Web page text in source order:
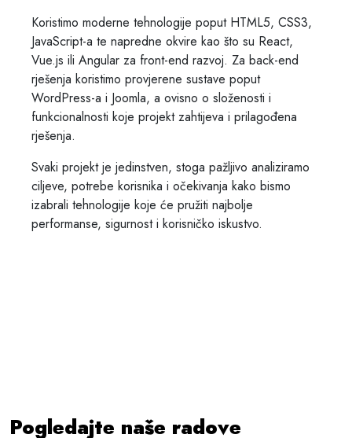
Koristimo moderne tehnologije poput HTML5, CSS3,
JavaScript-a te napredne okvire kao što su React,
Vue.js ili Angular za front-end razvoj. Za back-end
rješenja koristimo provjerene sustave poput
WordPress-a i Joomla, a ovisno o složenosti i
funkcionalnosti koje projekt zahtijeva i prilagođena
rješenja.
Svaki projekt je jedinstven, stoga pažljivo analiziramo
ciljeve, potrebe korisnika i očekivanja kako bismo
izabrali tehnologije koje će pružiti najbolje
performanse, sigurnost i korisničko iskustvo.
Pogledajte naše radove